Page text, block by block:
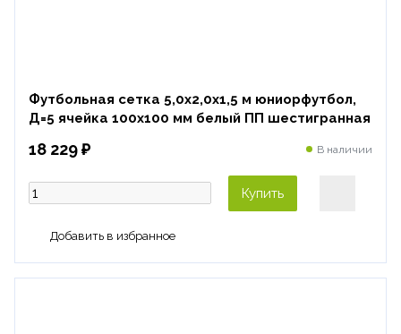
Футбольная сетка 5,0х2,0х1,5 м юниорфутбол,
Д=5 ячейка 100х100 мм белый ПП шестигранная
18 229 ₽ В наличии
Купить